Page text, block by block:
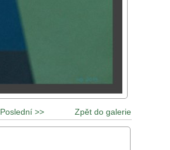
Poslední >>
Zpět do galerie